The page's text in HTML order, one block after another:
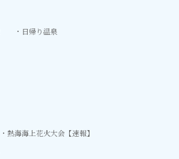
日帰り温泉
熱海海上花火大会【速報】